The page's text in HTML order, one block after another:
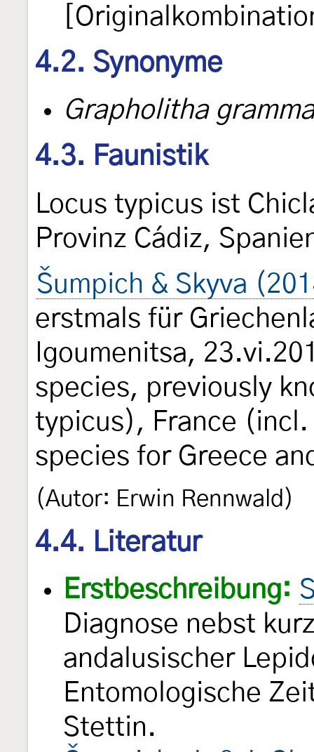
4.2. Synonyme
Grapholitha
4.3. Faunistik
Locus typicus ist
Provinz Cádiz,
Šumpich & Skyva
erstmals für
Igoumenitsa,
species, previously
typicus), France
species for Greece
(Autor: Erwin Rennwald)
4.4. Literatur
Erstbeschreibung:
Diagnose nebst
andalusischer
Entomologische
Stettin.